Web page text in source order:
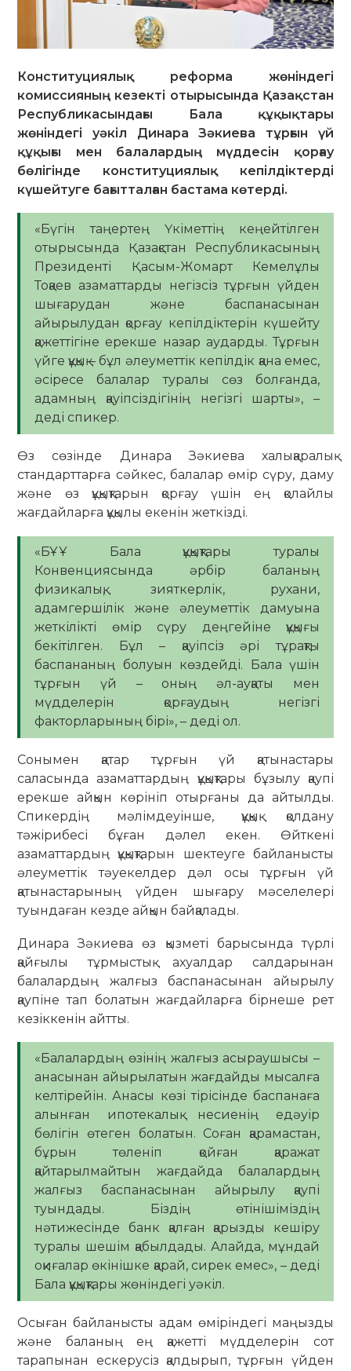
Конституциялық реформа жөніндегі
комиссияның кезекті отырысында Қазақстан
Республикасындағы Бала құқықтары
жөніндегі уәкіл Динара Зәкиева тұрғын үй
құқығы мен балалардың мүддесін қорғау
бөлігінде конституциялық кепілдіктерді
күшейтуге бағытталған бастама көтерді.
«Бүгін таңертең Үкіметтің кеңейтілген
отырысында Қазақстан Республикасының
Президенті Қасым-Жомарт Кемелұлы
Тоқаев азаматтарды негізсіз тұрғын үйден
шығарудан және баспанасынан
айырылудан қорғау кепілдіктерін күшейту
қажеттігіне ерекше назар аударды. Тұрғын
үйге құқық – бұл әлеуметтік кепілдік қана емес,
әсіресе балалар туралы сөз болғанда,
адамның қауіпсіздігінің негізгі шарты», –
деді спикер.
Өз сөзінде Динара Зәкиева халықаралық
стандарттарға сәйкес, балалар өмір сүру, даму
және өз құқықтарын қорғау үшін ең қолайлы
жағдайларға құқылы екенін жеткізді.
«БҰҰ Бала құқықтары туралы
Конвенциясында әрбір баланың
физикалық, зияткерлік, рухани,
адамгершілік және әлеуметтік дамуына
жеткілікті өмір сүру деңгейіне құқығы
бекітілген. Бұл – қауіпсіз әрі тұрақты
баспананың болуын көздейді. Бала үшін
тұрғын үй – оның әл-ауқаты мен
мүдделерін қорғаудың негізгі
факторларының бірі», – деді ол.
Сонымен қатар тұрғын үй қатынастары
саласында азаматтардың құқықтары бұзылу қаупі
ерекше айқын көрініп отырғаны да айтылды.
Спикердің мәлімдеуінше, құқық қолдану
тәжірибесі бұған дәлел екен. Өйткені
азаматтардың құқықтарын шектеуге байланысты
әлеуметтік тәуекелдер дәл осы тұрғын үй
қатынастарының үйден шығару мәселелері
туындаған кезде айқын байқалады.
Динара Зәкиева өз қызметі барысында түрлі
қайғылы тұрмыстық ахуалдар салдарынан
балалардың жалғыз баспанасынан айырылу
қаупіне тап болатын жағдайларға бірнеше рет
кезіккенін айтты.
«Балалардың өзінің жалғыз асыраушысы –
анасынан айырылатын жағдайды мысалға
келтірейін. Анасы көзі тірісінде баспанаға
алынған ипотекалық несиенің едәуір
бөлігін өтеген болатын. Соған қарамастан,
бұрын төленіп қойған қаражат
қайтарылмайтын жағдайда балалардың
жалғыз баспанасынан айырылу қаупі
туындады. Біздің өтінішіміздің
нәтижесінде банк қалған қарызды кешіру
туралы шешім қабылдады. Алайда, мұндай
оқиғалар өкінішке қарай, сирек емес», – деді
Бала құқықтары жөніндегі уәкіл.
Осыған байланысты адам өміріндегі маңызды
және баланың ең қажетті мүдделерін сот
тарапынан ескерусіз қалдырып, тұрғын үйден